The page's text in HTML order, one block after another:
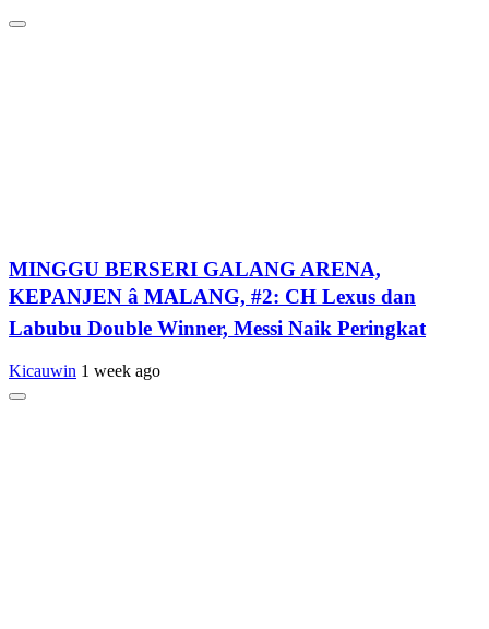
MINGGU BERSERI GALANG ARENA,
KEPANJEN â MALANG, #2: CH Lexus dan
Labubu Double Winner, Messi Naik Peringkat
Kicauwin 1 week ago